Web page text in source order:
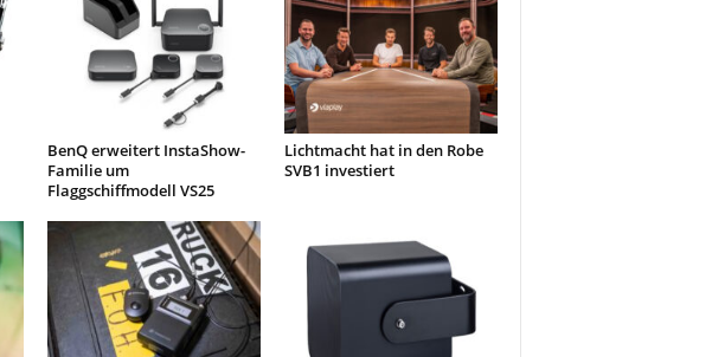
BenQ erweitert InstaShow-
Familie um
Flaggschiffmodell VS25
Lichtmacht hat in den Robe
SVB1 investiert